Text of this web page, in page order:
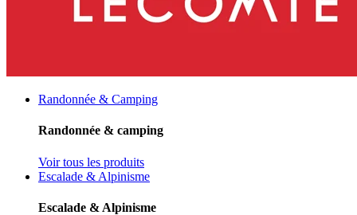
Randonnée & Camping
Randonnée & camping
Voir tous les produits
Escalade & Alpinisme
Escalade & Alpinisme